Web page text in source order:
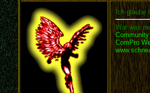
Ich glaube
War was
ComPro